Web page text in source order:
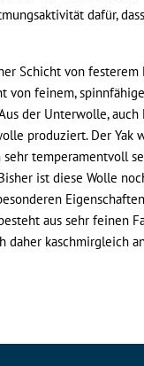
dafür,
Schicht von festerem
von feinem,
der Unterwolle, auch
produziert. Der Yak
sehr temperamentvoll
ist diese Wolle
aus sehr feinen
daher kaschmirgleich